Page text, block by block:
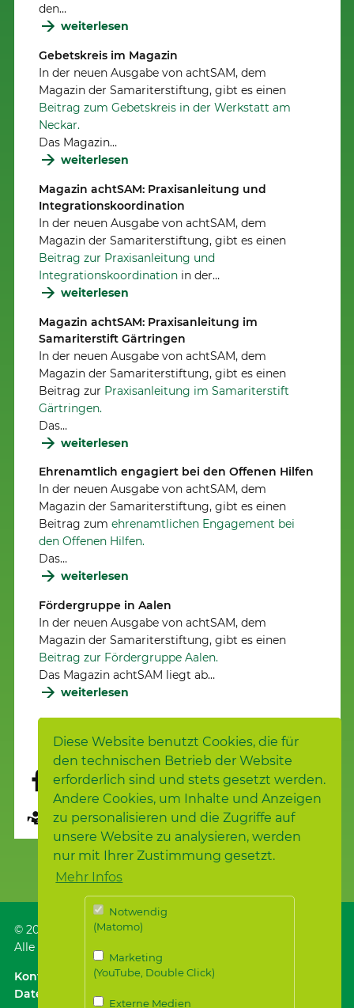
Diese Website benutzt Cookies, die für
den technischen Betrieb der Website
erforderlich sind und stets gesetzt werden.
Andere Cookies, um Inhalte und Anzeigen
zu personalisieren und die Zugriffe auf
unsere Website zu analysieren, werden
nur mit Ihrer Zustimmung gesetzt.
Mehr Infos
Notwendig
(Matomo)
Marketing
(YouTube, Double Click)
Externe Medien
den…
weiterlesen
Gebetskreis im Magazin
In der neuen Ausgabe von achtSAM, dem
Magazin der Samariterstiftung, gibt es einen
Beitrag zum Gebetskreis in der Werkstatt am
Neckar.
Das Magazin…
weiterlesen
Magazin achtSAM: Praxisanleitung und
Integrationskoordination
In der neuen Ausgabe von achtSAM, dem
Magazin der Samariterstiftung, gibt es einen
Beitrag zur Praxisanleitung und
Integrationskoordination in der…
weiterlesen
Magazin achtSAM: Praxisanleitung im
Samariterstift Gärtringen
In der neuen Ausgabe von achtSAM, dem
Magazin der Samariterstiftung, gibt es einen
Beitrag zur Praxisanleitung im Samariterstift
Gärtringen.
Das…
weiterlesen
Ehrenamtlich engagiert bei den Offenen Hilfen
In der neuen Ausgabe von achtSAM, dem
Magazin der Samariterstiftung, gibt es einen
Beitrag zum ehrenamtlichen Engagement bei
den Offenen Hilfen.
Das…
weiterlesen
Fördergruppe in Aalen
In der neuen Ausgabe von achtSAM, dem
Magazin der Samariterstiftung, gibt es einen
Beitrag zur Fördergruppe Aalen.
Das Magazin achtSAM liegt ab…
weiterlesen
Seite 1 von 84.
3 84 Nächste
Seite übersetzen
© 2026 Samariterstiftung
Alle Rechte vorbehalten.
Kontakt Anfahrt ÖPNV / Parken｜
Datenschutz
｜